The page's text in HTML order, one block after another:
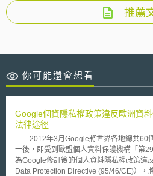
推薦
你可能還會想看
Google個資隱私權政策違反歐洲資
法律途徑
2012年3月Google將世界各地總共60
一後，即受到歐盟個人資料保護機構「第
為Google修訂後的個人資料隱私權政策違
Data Protection Directive (95/46/CE)），